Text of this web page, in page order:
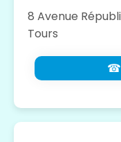
8 Avenue
Tours
☎